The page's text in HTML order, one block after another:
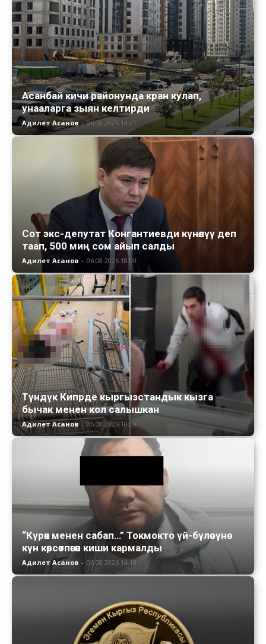
Асанбай кичи районунда кран кулап,
унааларга зыян келтирди
Адилет Асанов - 06.08.2026 14:21
Сот экс-депутат Конгантиевди күнөөлүү деп
таап, 500 миң сом айып салды
Адилет Асанов - 06.08.2026 18:00
Түндүк Кипрде кыргызстандык кызга
бычак менен кол салышкан
Адилет Асанов - 05.08.2026 10:09
“Күрөк менен сабап…” Токмокто үй-бүлөсүнө
күн көрсөтпөгөн киши кармалды
Адилет Асанов - 06.08.2026 14:18